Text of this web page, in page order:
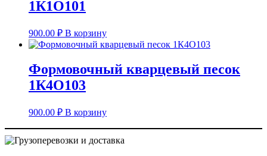
1К1О101
900.00 ₽ В корзину
Формовочный кварцевый песок
1К4О103
900.00 ₽ В корзину